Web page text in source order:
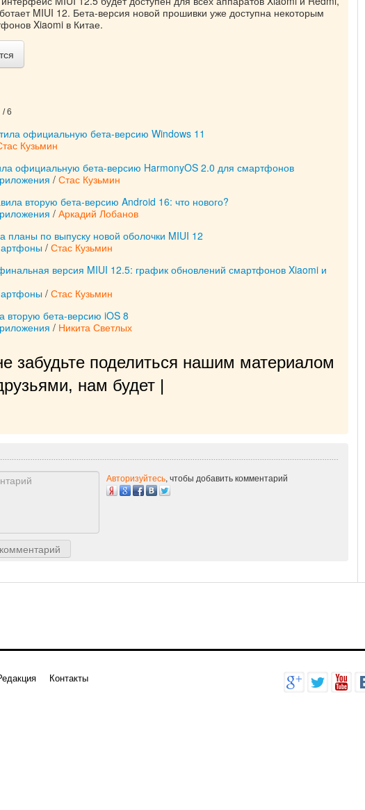
MIUI 12. Бета-версия новой прошивки уже доступна некоторым
Xiaomi в Китае.
6
официальную бета-версию Windows 11
Кузьмин
официальную бета-версию HarmonyOS 2.0 для смартфонов
/ Стас Кузьмин
вторую бета-версию Android 16: что нового?
/ Аркадий Лобанов
планы по выпуску новой оболочки MIUI 12
/ Стас Кузьмин
версия MIUI 12.5: график обновлений смартфонов Xiaomi и
/ Стас Кузьмин
вторую бета-версию iOS 8
/ Никита Светлых
забудьте поделиться нашим материалом
нам будет очень приятно!
Авторизуйтесь, чтобы добавить комментарий
Контакты